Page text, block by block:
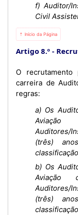
f) Auditor/
Civil
⇡ Início da Página
Artigo 8.º
O
carreira de
regras:
a) Os
Auditores/
(três)
b) Os
Aviação
Auditores/
(três)